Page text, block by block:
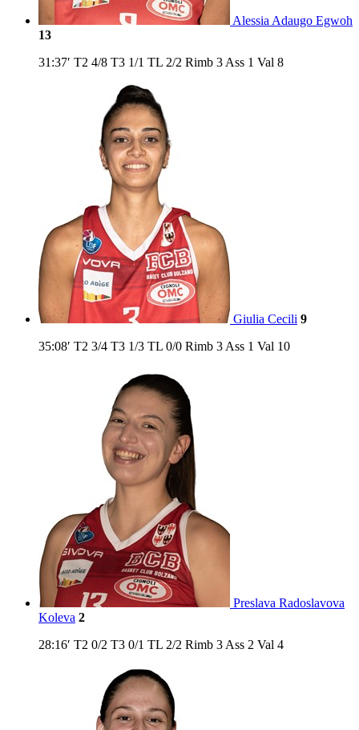
Alessia Adaugo Egwoh
13
31:37′ T2 4/8 T3 1/1 TL 2/2 Rimb 3 Ass 1 Val 8
Giulia Cecili 9
35:08′ T2 3/4 T3 1/3 TL 0/0 Rimb 3 Ass 1 Val 10
Preslava Radoslavova
Koleva 2
28:16′ T2 0/2 T3 0/1 TL 2/2 Rimb 3 Ass 2 Val 4